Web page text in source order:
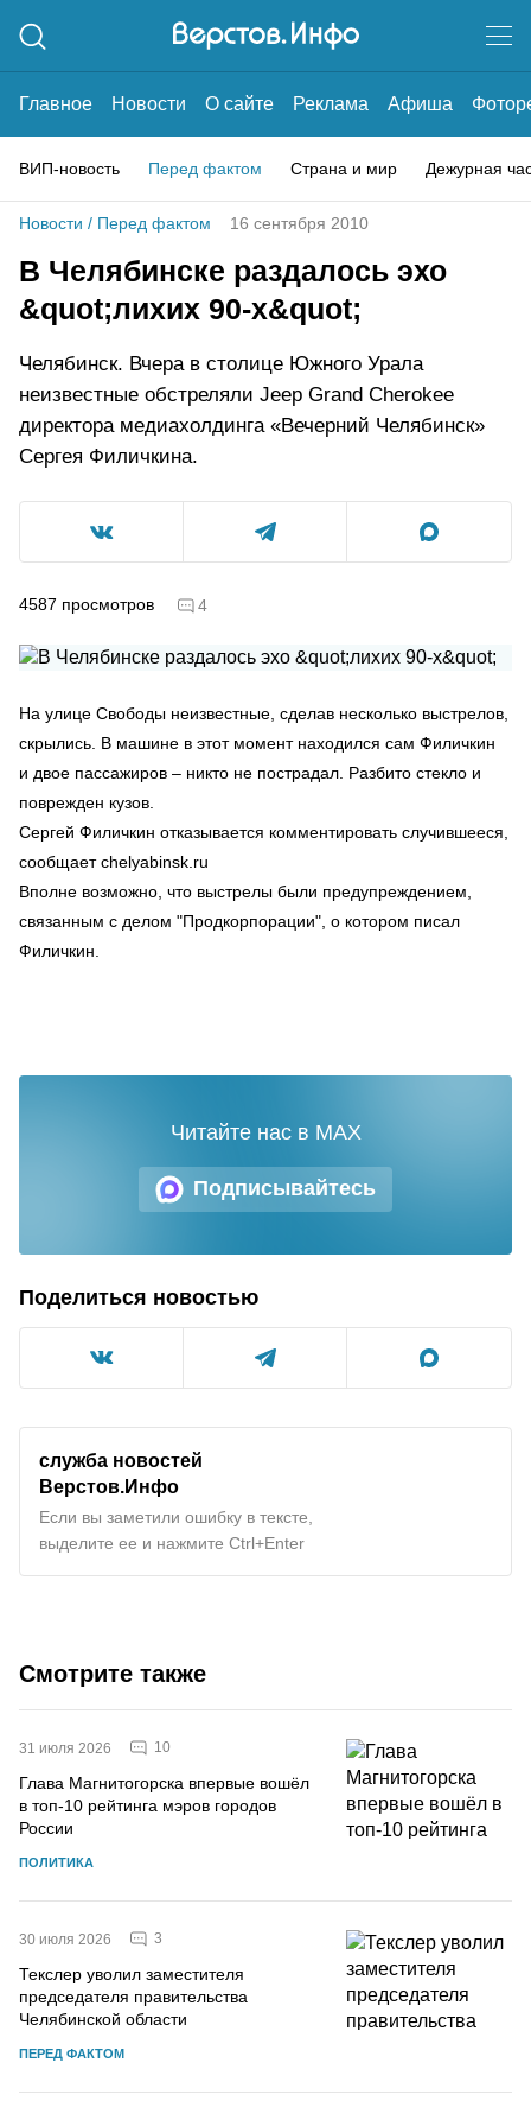
Главное Новости О сайте Реклама Афиша
ВИП-новость Перед фактом Страна и мир Дежурная
Новости / Перед фактом 16 сентября 2010
В Челябинске раздалось эхо
&quot;лихих 90-х&quot;
Челябинск. Вчера в столице Южного Урала
неизвестные обстреляли Jeep Grand Cherokee
директора медиахолдинга «Вечерний Челябинск»
Сергея Филичкина.
4587 просмотров 4
На улице Свободы неизвестные, сделав несколько выстрелов,
скрылись. В машине в этот момент находился сам Филичкин
и двое пассажиров – никто не пострадал. Разбито стекло и
поврежден кузов.
Сергей Филичкин отказывается комментировать случившееся,
сообщает chelyabinsk.ru
Вполне возможно, что выстрелы были предупреждением,
связанным с делом "Продкорпорации", о котором писал
Филичкин.
Подписывайтесь
Читайте нас в MAX
Поделиться новостью
служба новостей
Верстов.Инфо
Если вы заметили ошибку в тексте,
выделите ее и нажмите Ctrl+Enter
Смотрите также
31 июля 2026 10
Глава Магнитогорска впервые вошёл
в топ-10 рейтинга мэров городов
России
ПОЛИТИКА
30 июля 2026 3
Текслер уволил заместителя
председателя правительства
Челябинской области
ПЕРЕД ФАКТОМ